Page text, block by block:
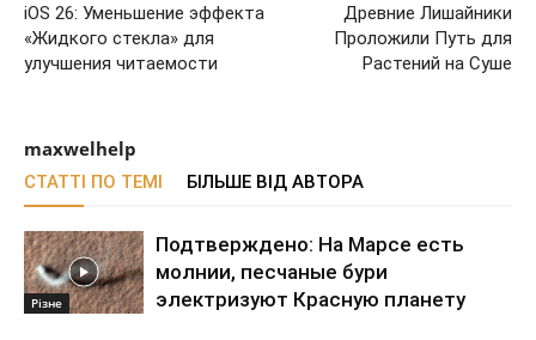
iOS 26: Уменьшение эффекта
«Жидкого стекла» для
улучшения читаемости
Древние Лишайники
Проложили Путь для
Растений на Суше
maxwelhelp
СТАТТІ ПО ТЕМІ БІЛЬШЕ ВІД АВТОРА
Різне
Подтверждено: На Марсе есть
молнии, песчаные бури
электризуют Красную планету